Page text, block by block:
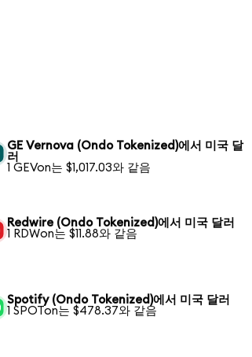
GE Vernova (Ondo Tokenized)에서 미국 달
러
1 GEVon는 $1,017.03와 같음
Redwire (Ondo Tokenized)에서 미국 달러
1 RDWon는 $11.88와 같음
Spotify (Ondo Tokenized)에서 미국 달러
1 SPOTon는 $478.37와 같음